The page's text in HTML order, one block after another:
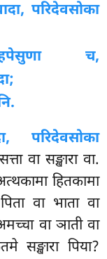
परिदेवसोका
च,
परिदेवसोका
वा सङ्खारा वा.
हितकामा
वा भाता वा
वा ञाती वा
सङ्खारा पिया?